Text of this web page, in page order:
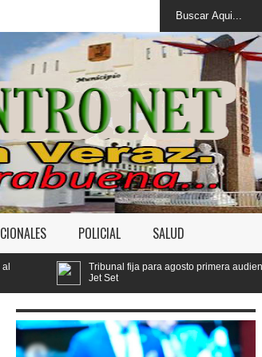
POLICIAL SALUD
para agosto primera audiencia de fondo por derrumbe del